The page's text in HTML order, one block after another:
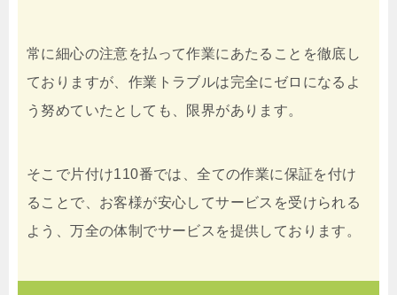
常に細心の注意を払って作業にあたることを徹底し
ておりますが、作業トラブルは完全にゼロになるよ
う努めていたとしても、限界があります。
そこで片付け110番では、全ての作業に保証を付け
ることで、お客様が安心してサービスを受けられる
よう、万全の体制でサービスを提供しております。